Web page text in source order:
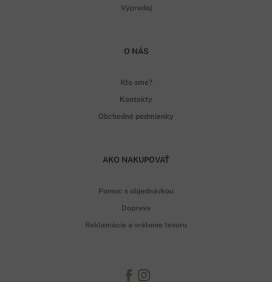
Výpredaj
O NÁS
Kto sme?
Kontakty
Obchodné podmienky
AKO NAKUPOVAŤ
Pomoc s objednávkou
Doprava
Reklamácie a vrátenie tovaru